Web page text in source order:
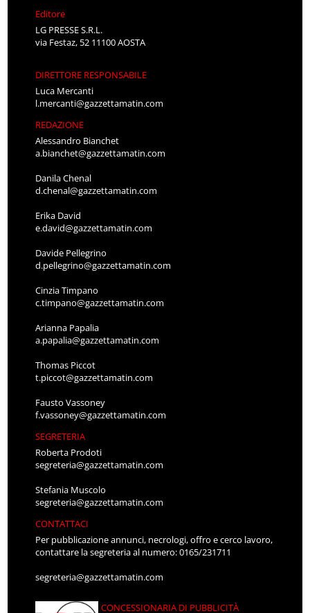
Editore
LG PRESSE S.R.L.
via Festaz, 52 11100 AOSTA
DIRETTORE RESPONSABILE
Luca Mercanti
l.mercanti@gazzettamatin.com
REDAZIONE
Alessandro Bianchet
a.bianchet@gazzettamatin.com
Danila Chenal
d.chenal@gazzettamatin.com
Erika David
e.david@gazzettamatin.com
Davide Pellegrino
d.pellegrino@gazzettamatin.com
Cinzia Timpano
c.timpano@gazzettamatin.com
Arianna Papalia
a.papalia@gazzettamatin.com
Thomas Piccot
t.piccot@gazzettamatin.com
Fausto Vassoney
f.vassoney@gazzettamatin.com
SEGRETERIA
Roberta Prodoti
segreteria@gazzettamatin.com
Stefania Muscolo
segreteria@gazzettamatin.com
CONTATTACI
Per pubblicazione annunci, necrologi, offro e cerco lavoro,
contattare la segreteria al numero: 0165/231711
segreteria@gazzettamatin.com
CONCESSIONARIA DI PUBBLICITÀ